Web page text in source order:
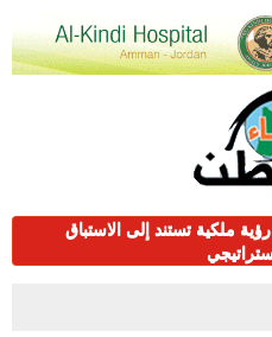
ملكية تستند إلى الاستباق